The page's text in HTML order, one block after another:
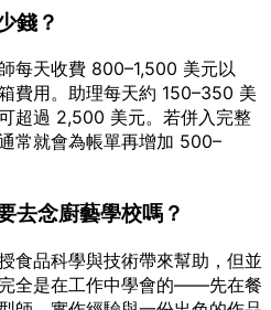
錢？
每天收費 800–1,500 美元以
費用。助理每天約 150–350 美
超過 2,500 美元。若併入完整
常就會為帳單再增加 500–
去念廚藝學校嗎？
食品科學與技術帶來幫助，但並
全是在工作中學會的——先在餐